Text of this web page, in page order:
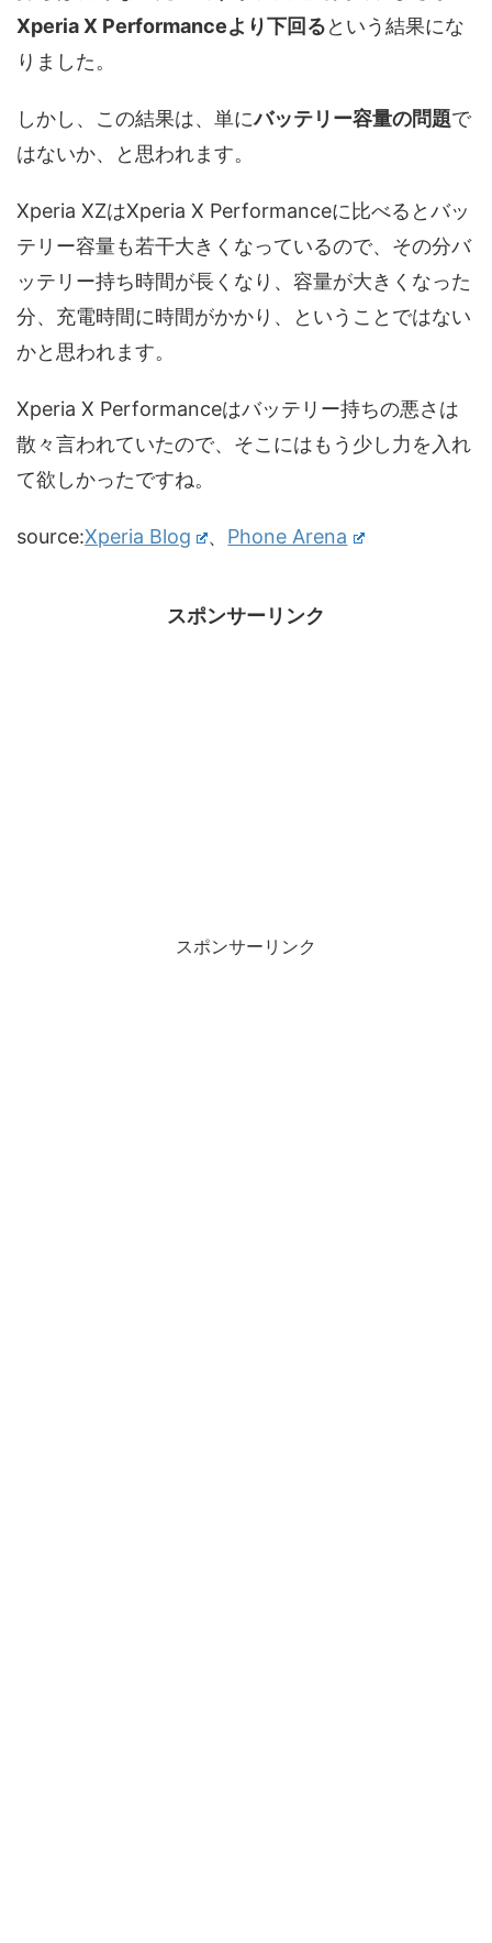
Xperia X Performanceより下回るという結果にな
りました。
しかし、この結果は、単にバッテリー容量の問題で
はないか、と思われます。
Xperia XZはXperia X Performanceに比べるとバッ
テリー容量も若干大きくなっているので、その分バ
ッテリー持ち時間が長くなり、容量が大きくなった
分、充電時間に時間がかかり、ということではない
かと思われます。
Xperia X Performanceはバッテリー持ちの悪さは
散々言われていたので、そこにはもう少し力を入れ
て欲しかったですね。
source:Xperia Blog 、 Phone Arena
スポンサーリンク
スポンサーリンク